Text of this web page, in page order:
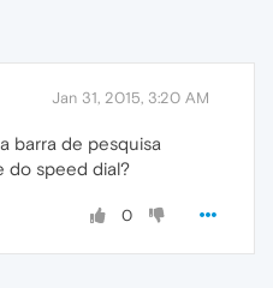
Jan 31, 2015, 3:20 AM
barra de pesquisa
do speed dial?
0